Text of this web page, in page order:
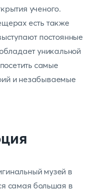
ученого.
есть также
постоянные
уникальной
самые
и незабываемые
музей в
самая большая в